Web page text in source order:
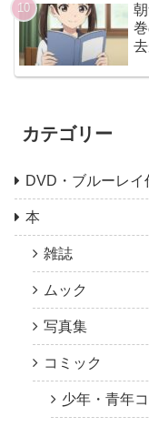
カテゴリー
DVD・ブルーレ
本
雑誌
ムック
写真集
コミック
少年・青年